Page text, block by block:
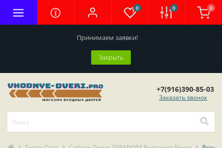
Принимаем заявки!
Закрыть
0 0 0
+7(916)390-85-03
Заказать звонок